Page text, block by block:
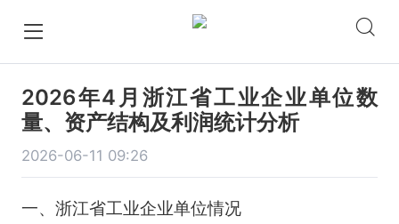
2026年4月浙江省工业企业单位数
量、资产结构及利润统计分析
2026-06-11 09:26
一、浙江省工业企业单位情况